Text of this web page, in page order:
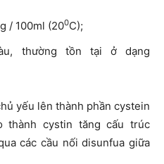
/ 100ml (200C);
thường tồn tại ở dạng
yếu lên thành phần cystein
thành cystin tăng cấu trúc
các cầu nối disunfua giữa